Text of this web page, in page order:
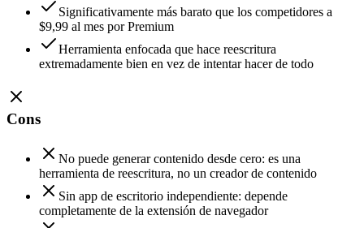
Significativamente más barato que los competidores a
$9,99 al mes por Premium
Herramienta enfocada que hace reescritura
extremadamente bien en vez de intentar hacer de todo
Cons
No puede generar contenido desde cero: es una
herramienta de reescritura, no un creador de contenido
Sin app de escritorio independiente: depende
completamente de la extensión de navegador